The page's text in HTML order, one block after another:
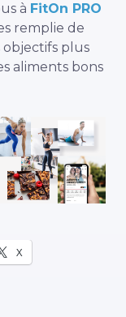
à FitOn PRO
remplie de
objectifs plus
aliments bons
X